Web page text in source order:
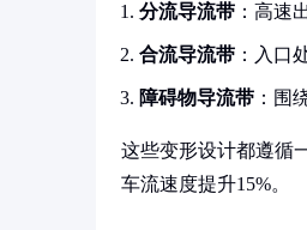
分流导流带 ：高速
合流导流带 ：入口
障碍物导流带 ：围
这些变形设计都遵循
车流速度提升15%。